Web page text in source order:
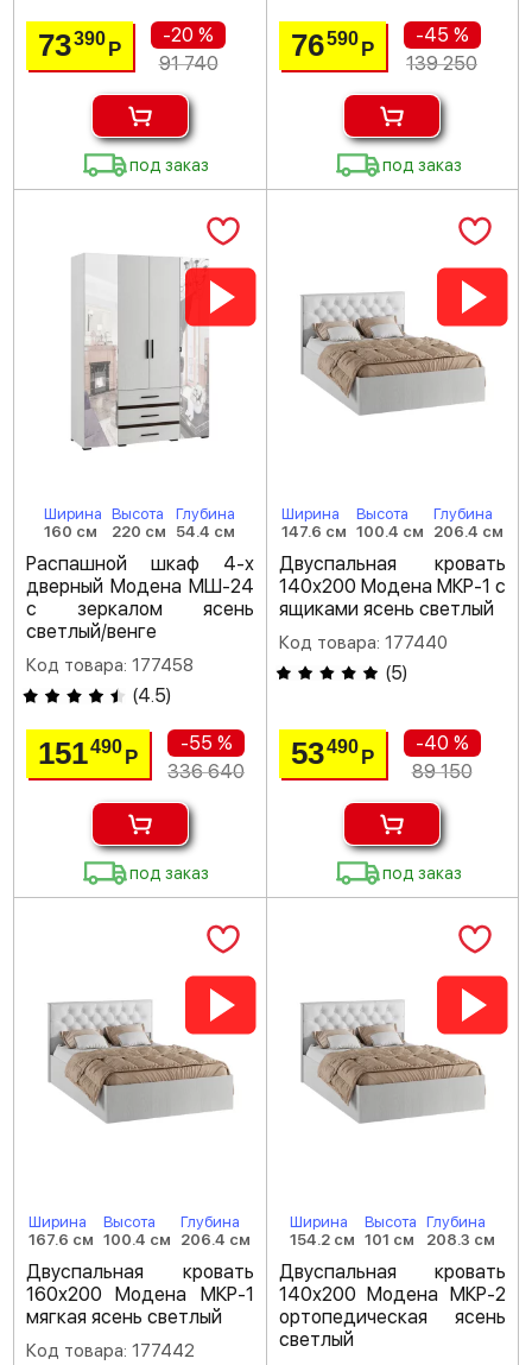
73390Р
-20 %
91 740
под заказ
76590 Р
-45 %
139 250
под заказ
Ширина
160 см
Высота
220 см
Глубина
54.4 см
Распашной шкаф 4-х
дверный Модена МШ-24
с зеркалом ясень
светлый/венге
Код товара: 177458
(4.5)
151490Р
-55 %
336 640
под заказ
Ширина
147.6 см
Высота
100.4 см
Глубина
206.4 см
Двуспальная кровать
140х200 Модена МКР-1 с
ящиками ясень светлый
Код товара: 177440
(5)
53490 Р
-40 %
89 150
под заказ
Ширина
167.6 см
Высота
100.4 см
Глубина
206.4 см
Двуспальная кровать
160х200 Модена МКР-1
мягкая ясень светлый
Код товара: 177442
Ширина
154.2 см
Высота
101 см
Глубина
208.3 см
Двуспальная кровать
140х200 Модена МКР-2
ортопедическая ясень
светлый